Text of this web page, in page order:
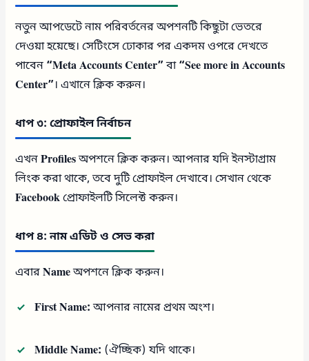
নতুন আপডেটে নাম পরিবর্তনের অপশনটি কিছুটা ভেতরে
দেওয়া হয়েছে। সেটিংসে ঢোকার পর একদম ওপরে দেখতে
পাবেন “Meta Accounts Center”বা“See more in Accounts
Center”। এখানে ক্লিক করুন।
ধাপ ৩: প্রোফাইল নির্বাচন
এখনProfilesঅপশনে ক্লিক করুন। আপনার যদি ইনস্টাগ্রাম
লিংক করা থাকে, তবে দুটি প্রোফাইল দেখাবে। সেখান থেকে
Facebookপ্রোফাইলটি সিলেক্ট করুন।
ধাপ ৪: নাম এডিট ও সেভ করা
এবারNameঅপশনে ক্লিক করুন।
First Name:আপনার নামের প্রথম অংশ।
Middle Name: (ঐচ্ছিক) যদি থাকে।